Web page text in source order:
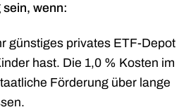
sein, wenn:
günstiges privates ETF-Depot
hast. Die 1,0 % Kosten im
Förderung über lange